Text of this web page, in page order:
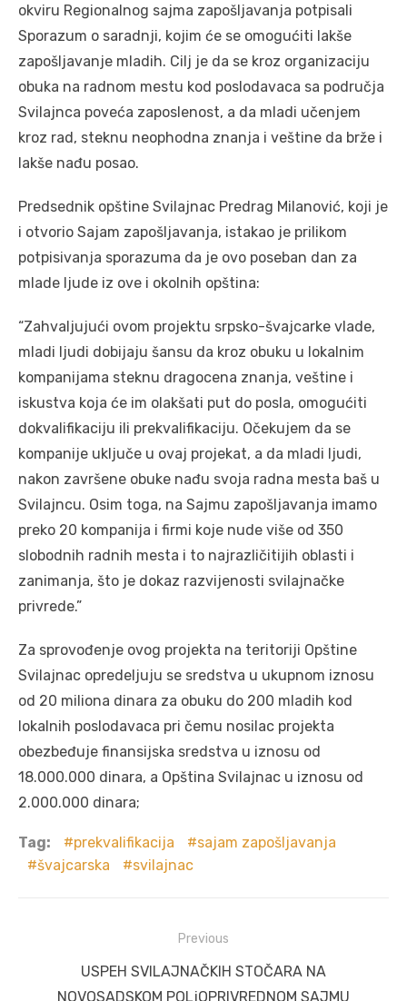
okviru Regionalnog sajma zapošljavanja potpisali
Sporazum o saradnji, kojim će se omogućiti lakše
zapošljavanje mladih. Cilj je da se kroz organizaciju
obuka na radnom mestu kod poslodavaca sa područja
Svilajnca poveća zaposlenost, a da mladi učenjem
kroz rad, steknu neophodna znanja i veštine da brže i
lakše nađu posao.
Predsednik opštine Svilajnac Predrag Milanović, koji je
i otvorio Sajam zapošljavanja, istakao je prilikom
potpisivanja sporazuma da je ovo poseban dan za
mlade ljude iz ove i okolnih opština:
“Zahvaljujući ovom projektu srpsko-švajcarke vlade,
mladi ljudi dobijaju šansu da kroz obuku u lokalnim
kompanijama steknu dragocena znanja, veštine i
iskustva koja će im olakšati put do posla, omogućiti
dokvalifikaciju ili prekvalifikaciju. Očekujem da se
kompanije uključe u ovaj projekat, a da mladi ljudi,
nakon završene obuke nađu svoja radna mesta baš u
Svilajncu. Osim toga, na Sajmu zapošljavanja imamo
preko 20 kompanija i firmi koje nude više od 350
slobodnih radnih mesta i to najrazličitijih oblasti i
zanimanja, što je dokaz razvijenosti svilajnačke
privrede.”
Za sprovođenje ovog projekta na teritoriji Opštine
Svilajnac opredeljuju se sredstva u ukupnom iznosu
od 20 miliona dinara za obuku do 200 mladih kod
lokalnih poslodavaca pri čemu nosilac projekta
obezbeđuje finansijska sredstva u iznosu od
18.000.000 dinara, a Opština Svilajnac u iznosu od
2.000.000 dinara;
Tag: prekvalifikacija
sajam zapošljavanja
švajcarska
svilajnac
navigation
Previous
Previous
post:
USPEH SVILAJNAČKIH STOČARA NA
NOVOSADSKOM POLjOPRIVREDNOM SAJMU